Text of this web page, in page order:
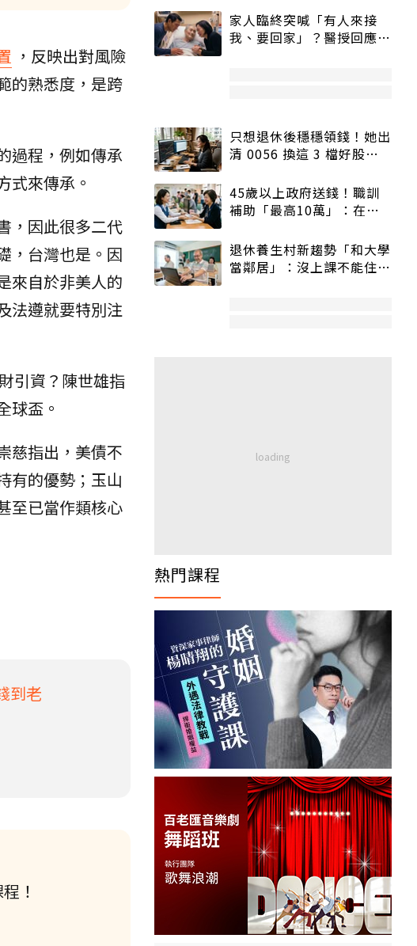
，反映出對風險
的熟悉度，是跨
過程，例如傳承
式來傳承。
，因此很多二代
，台灣也是。因
來自於非美人的
法遵就要特別注
引資？陳世雄指
球盃。
慈指出，美債不
有的優勢；玉山
至已當作類核心
到老
！
家人臨終突喊「有人來接
我、要回家」？醫授回應方
只想退休後穩穩領錢！她出
清 0056 換這 3 檔好股：
45歲以上政府送錢！職訓
補助「最高10萬」：在
退休養生村新趨勢「和大學
當鄰居」：沒上課不能住、
熱門課程